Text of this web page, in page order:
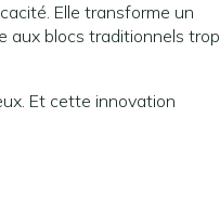
Elle transforme un
aux blocs traditionnels trop
Et cette innovation